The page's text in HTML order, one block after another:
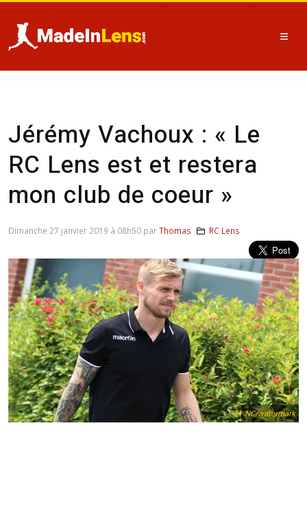
Jérémy Vachoux : « Le
RC Lens est et restera
mon club de coeur »
NC/watermark
Dimanche 27 janvier 2019 à 08h50 parThomas RC Lens